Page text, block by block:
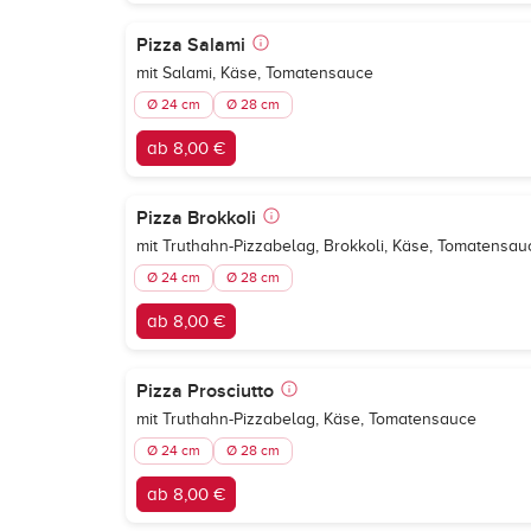
Pizza Salami
mit Salami, Käse, Tomatensauce
Ø 24 cm Ø 28 cm
ab 8,00 €
Pizza Brokkoli
mit Truthahn-Pizzabelag, Brokkoli, Käse,
Ø 24 cm Ø 28 cm
ab 8,00 €
Pizza Prosciutto
mit Truthahn-Pizzabelag, Käse, Tomatensauce
Ø 24 cm Ø 28 cm
ab 8,00 €